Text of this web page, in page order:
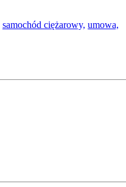
samochód ciężarowy, umowa,